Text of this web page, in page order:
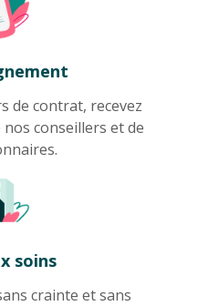
de contrat, recevez
conseillers et de
soins
crainte et sans